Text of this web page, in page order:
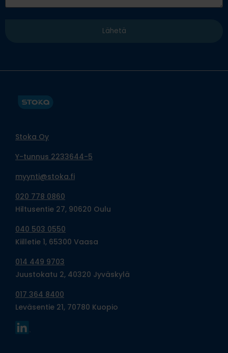
Stoka Oy
Y-tunnus 2233644-5
myynti@stoka.fi
020 778 0860
Hiltusentie 27, 90620 Oulu
040 503 0550
Kiilletie 1, 65300 Vaasa
014 449 9703
Juustokatu 2, 40320 Jyväskylä
017 364 8400
Leväsentie 21, 70780 Kuopio